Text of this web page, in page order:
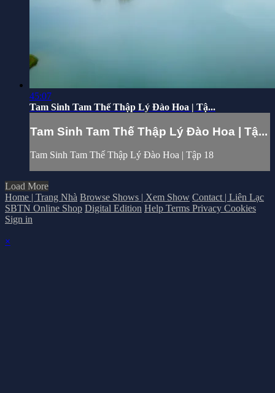
45:07
Tam Sinh Tam Thế Thập Lý Đào Hoa | Tậ...
Tam Sinh Tam Thế Thập Lý Đào Hoa | Tậ...
Tam Sinh Tam Thế Thập Lý Đào Hoa | Tập 18
Load More
Home | Trang Nhà Browse Shows | Xem Show Contact | Liên Lạc
SBTN Online Shop Digital Edition Help Terms Privacy Cookies
Sign in
×